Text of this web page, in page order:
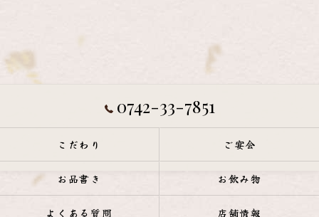
0742-33-7851
こだわり ご宴会
お品書き お飲み物
よくある質問 店舗情報